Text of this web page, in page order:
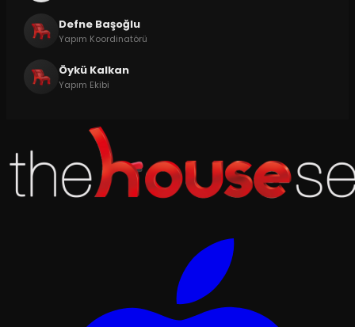
Defne Başoğlu
Yapım Koordinatörü
Öykü Kalkan
Yapım Ekibi